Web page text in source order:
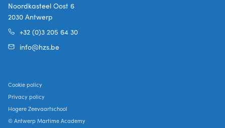
Noordkasteel Oost 6
2030 Antwerp
+32 (0)3 205 64 30
info@hzs.be
Cookie policy
Privacy policy
Hogere Zeevaartschool
© Antwerp Martime Academy